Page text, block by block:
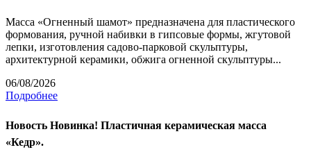
Масса «Огненный шамот» предназначена для пластического
формования, ручной набивки в гипсовые формы, жгутовой
лепки, изготовления садово-парковой скульптуры,
архитектурной керамики, обжига огненной скульптуры...
06/08/2026
Подробнее
Новость Новинка! Пластичная керамическая масса
«Кедр».